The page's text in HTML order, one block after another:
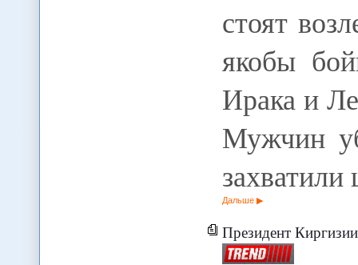
стоят
якобы
Ирака и
Мужчин
Дальше
Президент Киргизии: